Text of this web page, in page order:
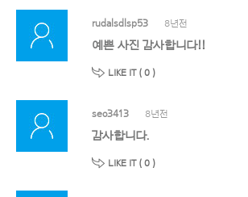
rudalsdlsp53 8년전
예쁜 사진 감사합니다!!
LIKE IT ( 0 )
seo3413 8년전
감사합니다.
LIKE IT ( 0 )